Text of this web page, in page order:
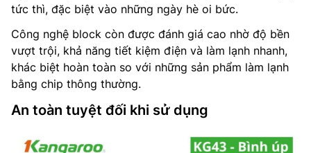
tức thì, đặc biệt vào những ngày hè oi bức.
Công nghệ block còn được đánh giá cao nhờ độ bền
vượt trội, khả năng tiết kiệm điện và làm lạnh nhanh,
khác biệt hoàn toàn so với những sản phẩm làm lạnh
bằng chip thông thường.
An toàn tuyệt đối khi sử dụng